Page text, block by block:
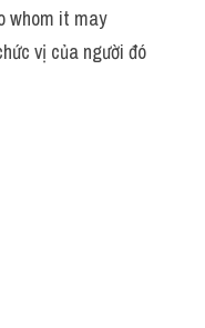
whom it may
vị của người đó